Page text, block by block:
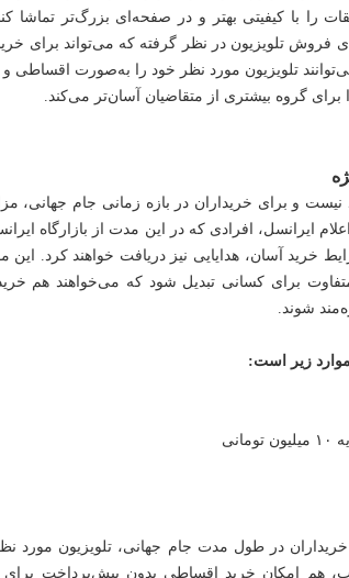
را با کیفیتی بهتر و در صفحه‌ای بزرگ‌تر تماشا
فروش تلویزیون در نظر گرفته که می‌تواند برای
تلویزیون مورد نظر خود را به‌صورت اقساطی و
برای گروه بیشتری از متقاضیان آسان‌تر می‌کند.
و برای خریداران در بازه زمانی جام جهانی،
ایرانسل، افرادی که در این مدت از بازارگاه
خرید آسان، هدایایی نیز دریافت خواهند کرد.
برای کسانی تبدیل شود که می‌خواهند هم
شوند.
موارد زیر است:
در طول مدت جام جهانی، تلویزیون مورد
هم امکان خرید اقساطی بدون پیش‌پرداخت برای